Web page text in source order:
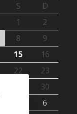
S
D
1
2
8
9
15
16
22
23
30
6